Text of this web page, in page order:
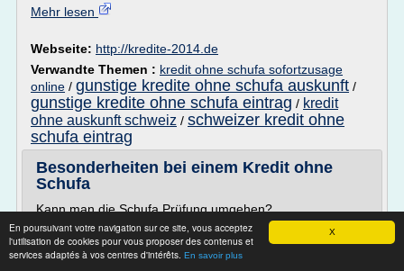
X
En poursuivant votre navigation sur ce site, vous acceptez
l'utilisation de cookies pour vous proposer des contenus et
services adaptés à vos centres d'intérêts. En savoir plus
Mehr lesen
Webseite: http://kredite-2014.de
Verwandte Themen : kredit ohne schufa sofortzusage
online / gunstige kredite ohne schufa auskunft /
gunstige kredite ohne schufa eintrag / kredit
ohne auskunft schweiz / schweizer kredit ohne
schufa eintrag
Besonderheiten bei einem Kredit ohne
Schufa
Kann man die Schufa Prüfung umgehen?
Eine Kreditbewilligung ist grundsätzlich mit der
Bonitätsüberprüfung des Antragstellers verbunden, und
diese ist für die Banken am schnellsten mithilfe der